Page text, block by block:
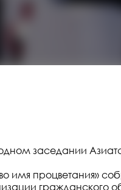
заседании
имя процветания»
гражданского